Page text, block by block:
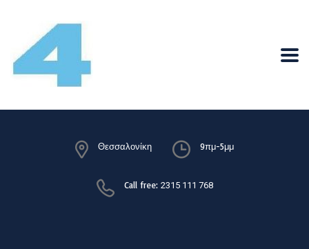
Θεσσαλονίκη 9πμ-5μμ
Call free: 2315 111 768